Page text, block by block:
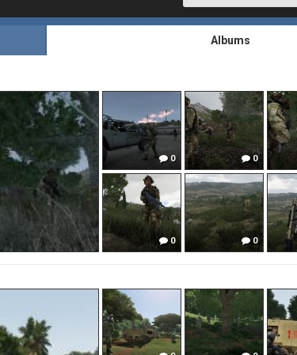
Albums
0 0
0 0
0 0